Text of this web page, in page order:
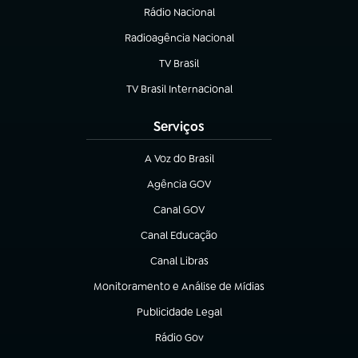
Rádio Nacional
(abre em nova aba)
Radioagência Nacional
(abre em nova aba)
TV Brasil
(abre em nova aba)
TV Brasil Internacional
(abre em nova aba)
Serviços
A Voz do Brasil
(abre em nova aba)
Agência GOV
(abre em nova aba)
Canal GOV
(abre em nova aba)
Canal Educação
(abre em nova aba)
Canal Libras
(abre em nova aba)
Monitoramento e Análise de Mídias
(abre em nova aba)
Publicidade Legal
(abre em nova aba)
Rádio Gov
(abre em nova aba)